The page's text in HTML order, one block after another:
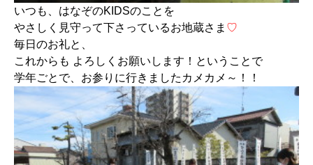
いつも、はなぞのKIDSのことを
やさしく見守って下さっているお地蔵さま ♡
毎日のお礼と、
これからも よろしくお願いします！ということで
学年ごとで、お参りに行きましたカメカメ～！！